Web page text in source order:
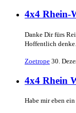
4x4 Rhein-
Danke Dir fürs
Hoffentlich
Zoetrope 30.
4x4 Rhein
Habe mir eben